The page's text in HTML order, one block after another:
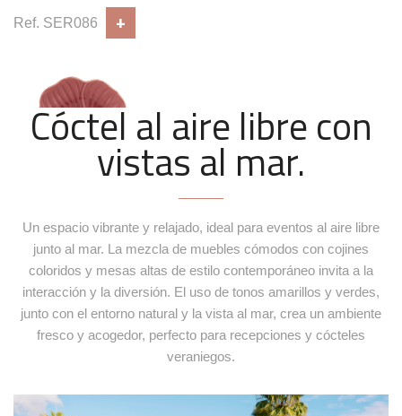
Ref. SER086 +
Ref. PAN074 +
Cóctel al aire libre con
vistas al mar.
Un espacio vibrante y relajado, ideal para eventos al aire libre
junto al mar. La mezcla de muebles cómodos con cojines
coloridos y mesas altas de estilo contemporáneo invita a la
interacción y la diversión. El uso de tonos amarillos y verdes,
junto con el entorno natural y la vista al mar, crea un ambiente
fresco y acogedor, perfecto para recepciones y cócteles
veraniegos.